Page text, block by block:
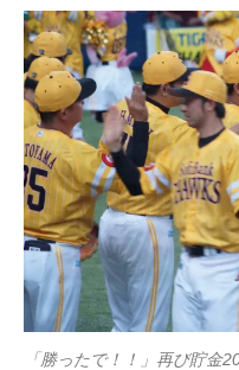
「勝ったで！！」再び貯金